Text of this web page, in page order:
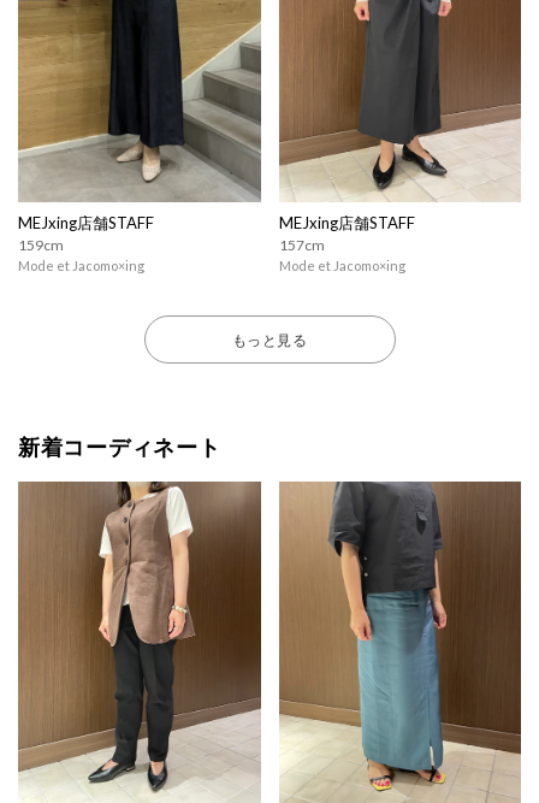
MEJxing店舗STAFF
159cm
Mode et Jacomo×ing
MEJxing店舗STAFF
157cm
Mode et Jacomo×ing
もっと見る
新着コーディネート